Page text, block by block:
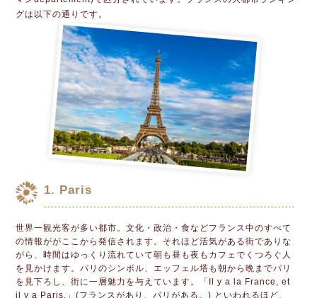
グは以下の通りです。
1. Paris
世界一観光客が多い都市。文化・政治・食などフランス中のすべて
の情報ががここから発信されます。それほど活気がある街でありな
がら、時間はゆっくり流れていて朝も昼も夜もカフェでくつろぐ人
を見かけます。パリのシンボル、エッフェル塔も朝から晩までパリ
を見下ろし、街に一層魅力を与えています。「Il y a la France, et
il y a Paris.」(フランスがあり、パリがある。) といわれるほど、